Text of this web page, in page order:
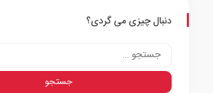
دنبال چیزی می گردی؟